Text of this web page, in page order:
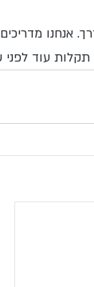
אנחנו
תקלות עוד